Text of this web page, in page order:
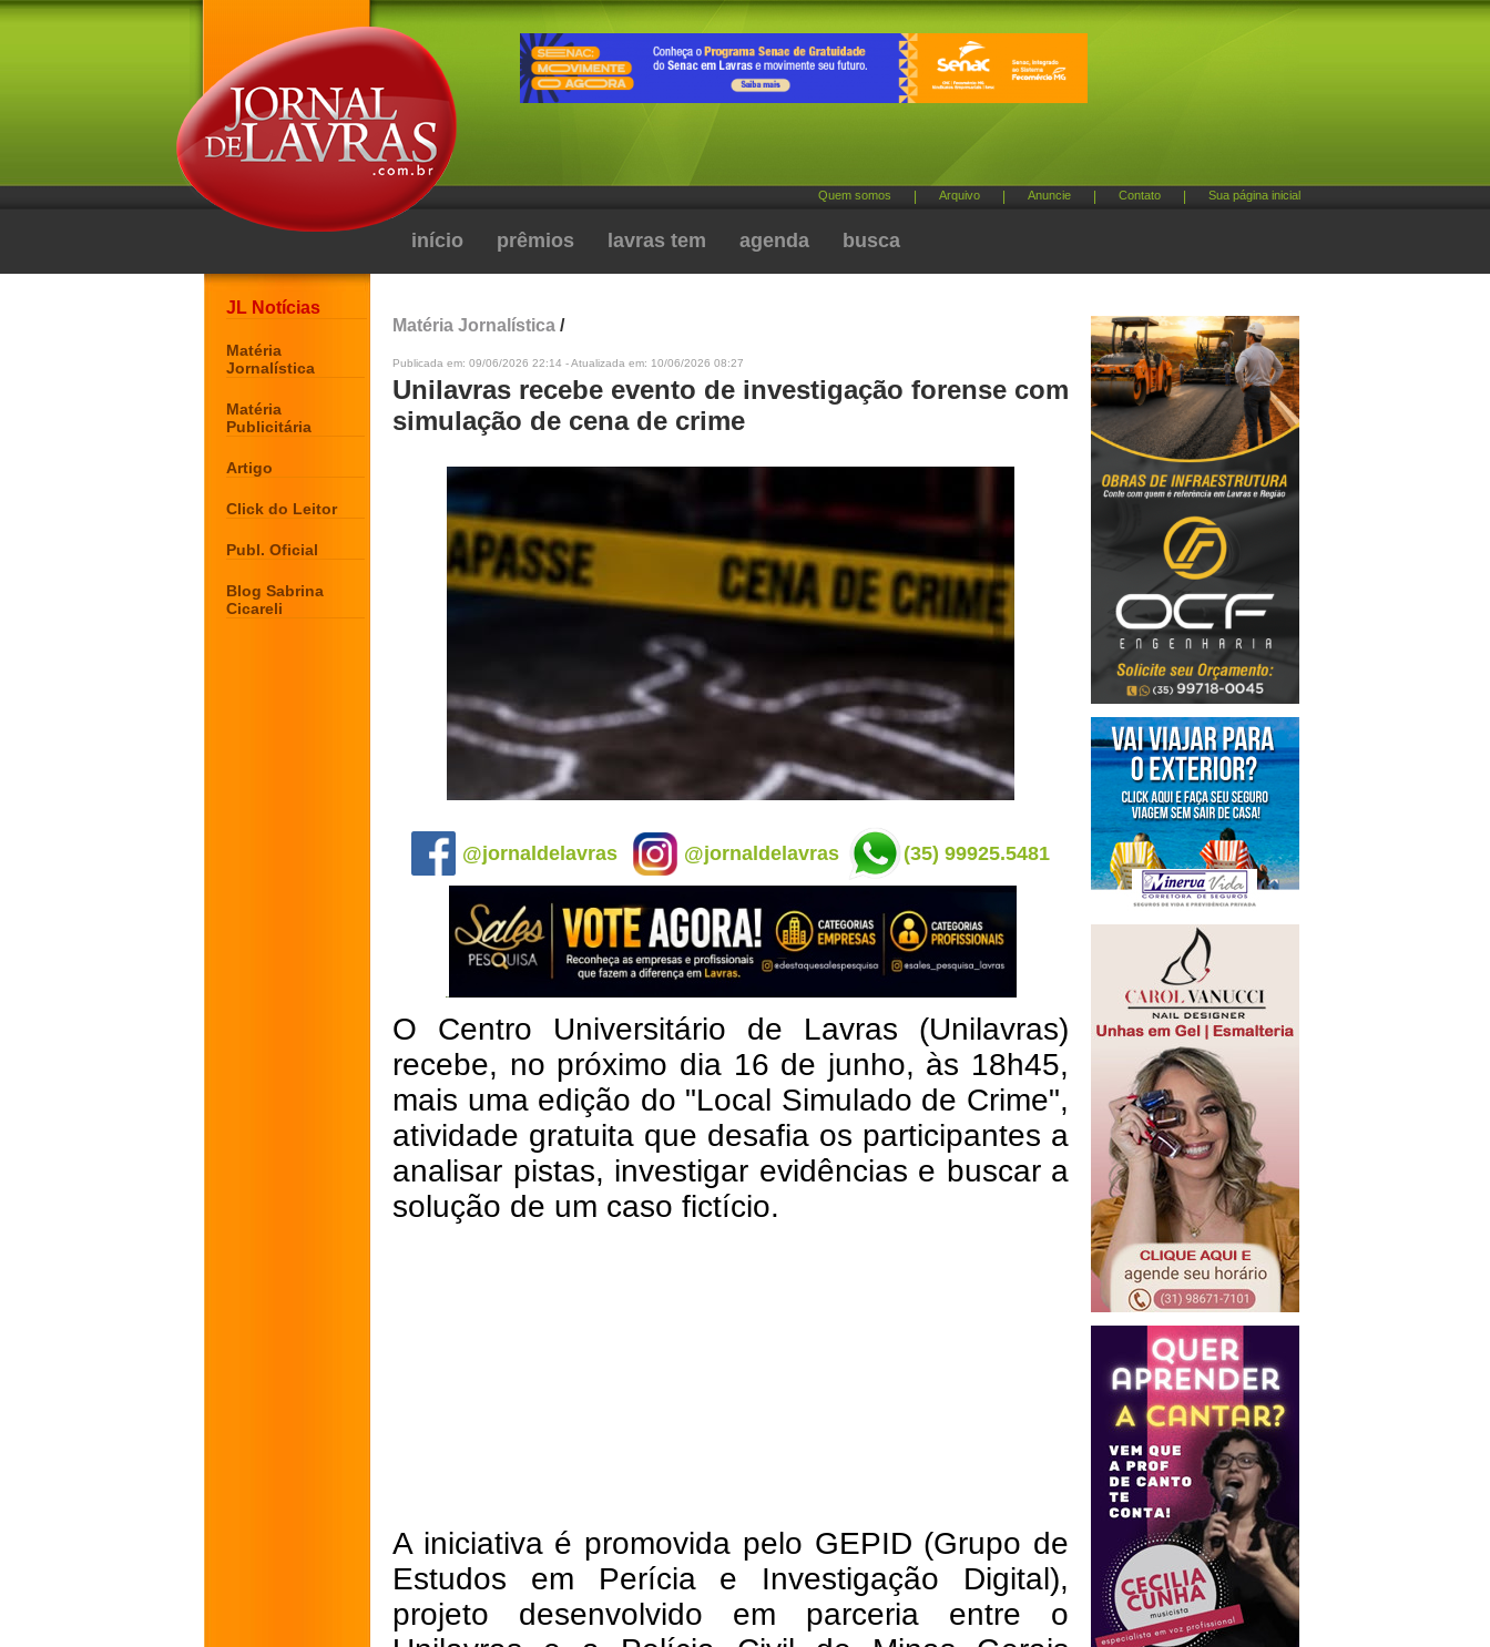
Quem somos Arquivo Anuncie Contato Sua página inicial
início prêmios lavras tem agenda busca
JL Notícias
Matéria
Jornalística
Matéria
Publicitária
Artigo
Click do Leitor
Publ. Oficial
Blog Sabrina
Cicareli
Matéria Jornalística /
Publicada em: 09/06/2026 22:14 - Atualizada em: 10/06/2026 08:27
Unilavras recebe evento de investigação forense com
simulação de cena de crime
@jornaldelavras @jornaldelavras (35) 99925.5481
O Centro Universitário de Lavras (Unilavras)
recebe, no próximo dia 16 de junho, às 18h45,
mais uma edição do "Local Simulado de Crime",
atividade gratuita que desafia os participantes a
analisar pistas, investigar evidências e buscar a
solução de um caso fictício.
A iniciativa é promovida pelo GEPID (Grupo de
Estudos em Perícia e Investigação Digital),
projeto desenvolvido em parceria entre o